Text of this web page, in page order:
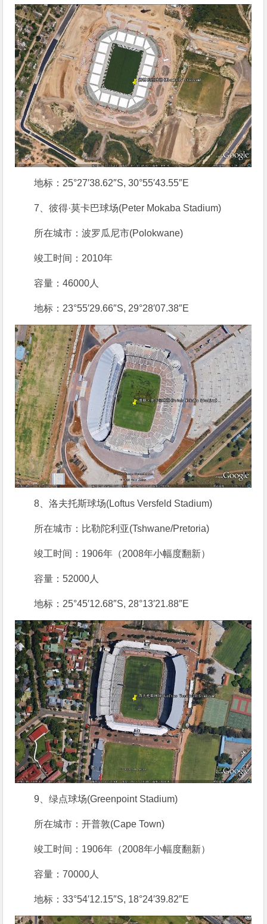
地标：25°27′38.62″S, 30°55′43.55″E
7、彼得·莫卡巴球场(Peter Mokaba Stadium)
所在城市：波罗瓜尼市(Polokwane)
竣工时间：2010年
容量：46000人
地标：23°55′29.66″S, 29°28′07.38″E
8、洛夫托斯球场(Loftus Versfeld Stadium)
所在城市：比勒陀利亚(Tshwane/Pretoria)
竣工时间：1906年（2008年小幅度翻新）
容量：52000人
地标：25°45′12.68″S, 28°13′21.88″E
9、绿点球场(Greenpoint Stadium)
所在城市：开普敦(Cape Town)
竣工时间：1906年（2008年小幅度翻新）
容量：70000人
地标：33°54′12.15″S, 18°24′39.82″E